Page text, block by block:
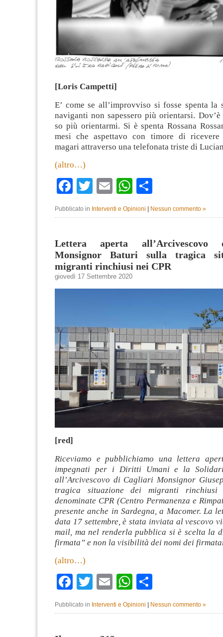
[Loris Campetti]
E’ come se all’improvviso si fosse spenta
naviganti non sapessero più orientarsi.
so più orientarmi. Si è spenta Rossana
mesi che aspettavo con timore di ricevere
magari attraverso una telefonata triste di
(altro…)
Facebook
TwitterEmailWhatsApp
Pubblicato in Interventi e Opinioni Nessun commento »
Lettera aperta
Monsignor Baturi sulla tragica
migranti rinchiusi nei CPR
giovedì 17 Settembre 2020
[red]
Riceviamo e pubblichiamo una lettera
impegnati per i Diritti Umani e la
all’Arcivescovo di Cagliari Monsignor
tragica situazione dei migranti rinchiusi
denominate CPR (Centro Permanenza e
presente anche in Sardegna, a Macomer. La
data 17 settembre, è stata inviata al vescovo
mail, ma nel renderla pubblica si è scelta la
firmata” e non la visibilità dei nomi dei
(altro…)
Facebook
TwitterEmailWhatsApp
Pubblicato in Interventi e Opinioni Nessun commento »